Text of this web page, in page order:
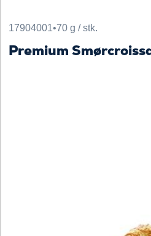
17904001•70 g / stk.
Premium